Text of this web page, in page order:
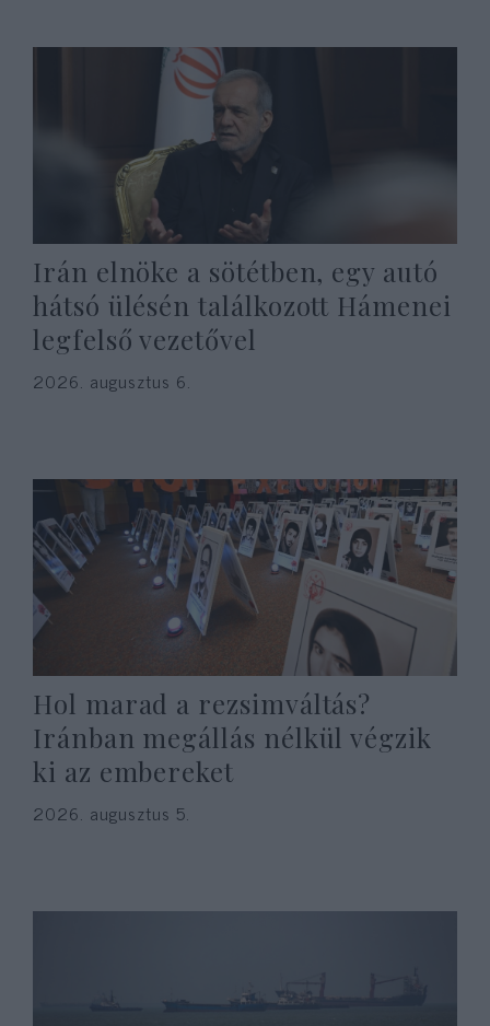
Irán elnöke a sötétben, egy autó
hátsó ülésén találkozott Hámenei
legfelső vezetővel
2026. augusztus 6.
Hol marad a rezsimváltás?
Iránban megállás nélkül végzik
ki az embereket
2026. augusztus 5.